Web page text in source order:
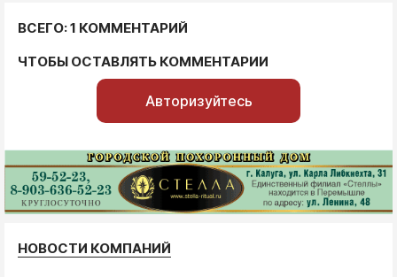
ВСЕГО: 1 КОММЕНТАРИЙ
ЧТОБЫ ОСТАВЛЯТЬ КОММЕНТАРИИ
Авторизуйтесь
НОВОСТИ КОМПАНИЙ